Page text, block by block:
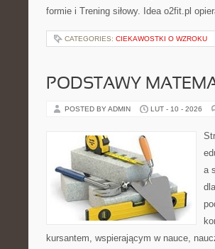
formie i Trening siłowy. Idea o2fit.pl
CATEGORIES: CIEKAWOSTKI O WZROKU
PODSTAWY
POSTED BY ADMIN LUT - 10 - 2026
a
kursantem, wspierającym w nauce,